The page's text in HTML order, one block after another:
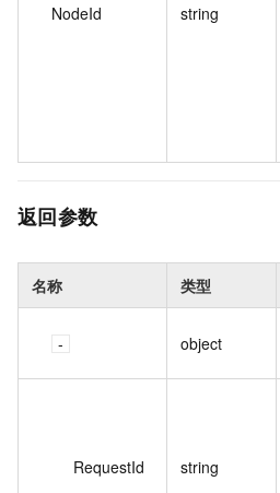
NodeId string
返回参数
名称 类型
object
RequestId string